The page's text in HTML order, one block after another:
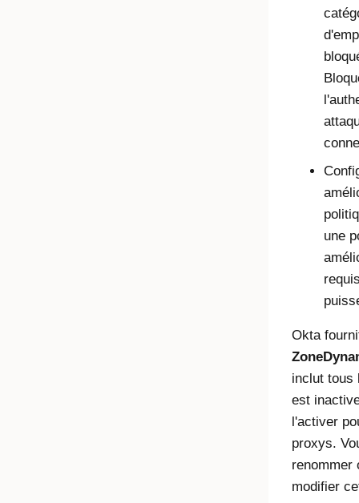
une
Okta
inclut tous
est
l'activer
proxys.
renommer
modifier